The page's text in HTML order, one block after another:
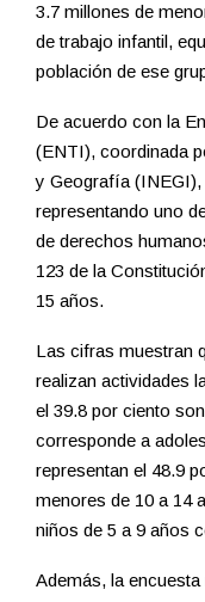
3.7 millones de
de trabajo infantil,
población de ese
De acuerdo con la
(ENTI), coordinada
y Geografía
representando uno
de derechos
123 de la
15 años.
Las cifras muestran
realizan actividades
el 39.8 por ciento
corresponde a
representan el 48.9
menores de 10 a 14
niños de 5 a 9 años
Además, la